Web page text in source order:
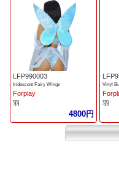
LFP990003
Iridescent Fairy Wings
Forplay
羽
4800円
Vinyl
羽